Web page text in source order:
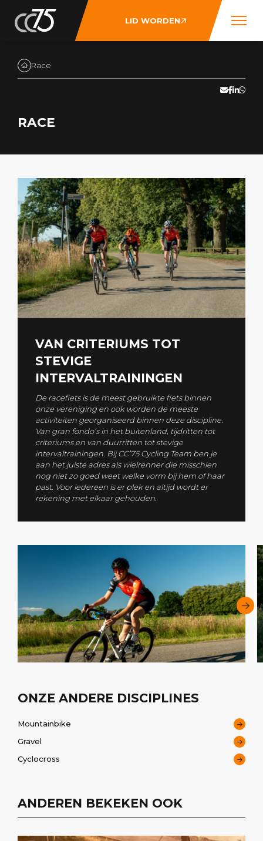
LID WORDEN
Race
RACE
VAN CRITERIUMS TOT
STEVIGE
INTERVALTRAININGEN
De racefiets is de meest gebruikte fiets binnen
onze vereniging en ook worden de meeste
activiteiten georganiseerd binnen deze discipline.
Van gran fondo’s in het buitenland, tijdritten tot
criteriums en van duurritten tot stevige
intervaltrainingen. Bij CC’75 Cycling Team ben je
aan het juiste adres als wielrenner die misschien
nog niet zo goed weet welke vorm bij hem of haar
past. Voor iedereen is er plek en altijd wordt er
rekening met elkaar gehouden.
ONZE ANDERE DISCIPLINES
Mountainbike
Gravel
Cyclocross
ANDEREN BEKEKEN OOK